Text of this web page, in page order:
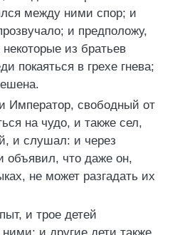
между ними спор; и
и предположу,
из братьев
покаяться в грехе гнева;
Император, свободный от
на чудо, и также сел,
и слушал: и через
объявил, что даже он,
не может разгадать их
и трое детей